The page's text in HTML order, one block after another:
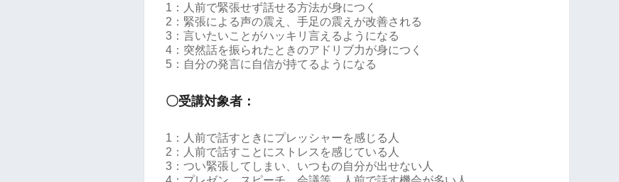
1：人前で緊張せず話せる方法が身につく
2：緊張による声の震え、手足の震えが改善される
3：言いたいことがハッキリ言えるようになる
4：突然話を振られたときのアドリブ力が身につく
5：自分の発言に自信が持てるようになる
〇受講対象者：
1：人前で話すときにプレッシャーを感じる人
2：人前で話すことにストレスを感じている人
3：つい緊張してしまい、いつもの自分が出せない人